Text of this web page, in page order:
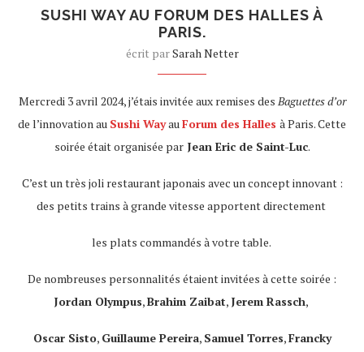
SUSHI WAY AU FORUM DES HALLES À
PARIS.
écrit parSarah Netter
Mercredi 3 avril 2024, j’étais invitée aux remises des Baguettes d’or
de l’innovation au Sushi WayauForum des Halles à Paris. Cette
soirée était organisée parJean Eric de Saint-Luc.
C’est un très joli restaurant japonais avec un concept innovant :
des petits trains à grande vitesse apportent directement
les plats commandés à votre table.
De nombreuses personnalités étaient invitées à cette soirée :
Jordan Olympus,Brahim Zaibat, Jerem Rassch,
Oscar Sisto, Guillaume Pereira, Samuel Torres,Francky